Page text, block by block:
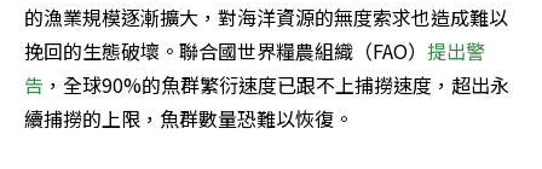
的漁業規模逐漸擴大，對海洋資源的無度索求也造成難以
挽回的生態破壞。聯合國世界糧農組織（FAO） 提出警
告 ，全球90%的魚群繁衍速度已跟不上捕撈速度，超出永
續捕撈的上限，魚群數量恐難以恢復。